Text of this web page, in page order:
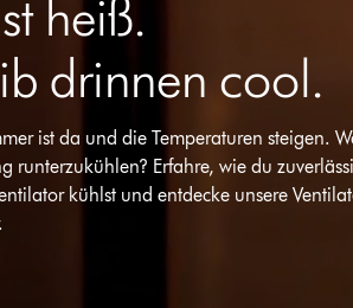
heiß.
drinnen cool.
ist da und die Temperaturen steigen.
runterzukühlen? Erfahre, wie du
kühlst und entdecke unsere